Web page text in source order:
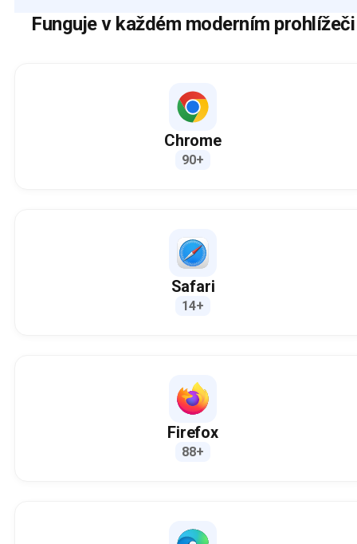
Funguje v každém moderním prohlížeči
Chrome
90+
Safari
14+
Firefox
88+